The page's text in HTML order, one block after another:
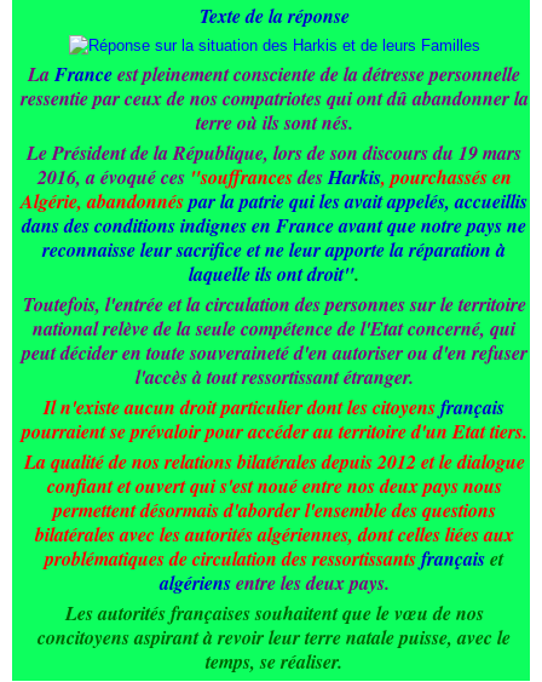
Texte de la réponse
LaFranceest pleinement consciente de la détresse personnelle
ressentie par ceux de nos compatriotes qui ont dû abandonner la
terre où ils sont nés.
Le Président de la République, lors de son discours du 19 mars
2016, a évoqué ces "souffrancesdesHarkis, pourchassés en
Algérie, abandonnéspar la patrie qui les avait appelés, accueillis
dans des conditions indignes en France avant que notre pays ne
reconnaisse leur sacrifice et ne leur apporte la réparation à
laquelle ils ont droit".
Toutefois, l'entrée et la circulation des personnes sur le territoire
national relève de la seule compétence de l'Etat concerné, qui
peut décider en toute souveraineté d'en autoriser ou d'en refuser
l'accès à tout ressortissant étranger.
Il n'existe aucun droit particulier dont les citoyensfrançais
pourraient se prévaloir pour accéder au territoire d'un Etat tiers.
La qualité de nos relations bilatérales depuis 2012 et le dialogue
confiant et ouvert qui s'est noué entre nos deux pays nous
permettent désormais d'aborder l'ensemble des questions
bilatérales avec les autorités algériennes, dont celles liées aux
problématiques de circulation des ressortissantsfrançaiset
algériens entre les deux pays.
Les autorités françaises souhaitent que le vœu de nos
concitoyens aspirant à revoir leur terre natale puisse, avec le
temps, se réaliser.​